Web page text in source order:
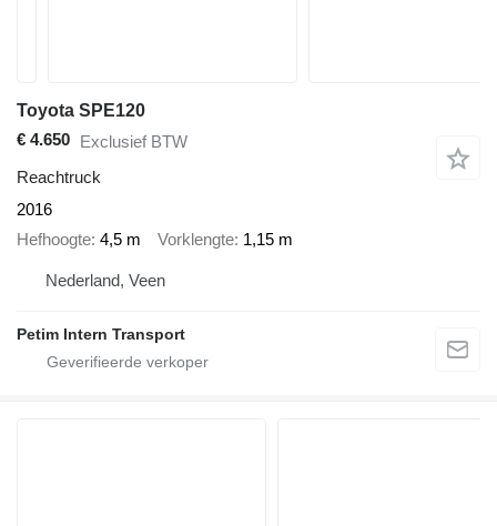
Toyota SPE120
€ 4.650 Exclusief BTW
Reachtruck
2016
Hefhoogte 4,5 m Vorklengte 1,15 m
Nederland, Veen
Petim Intern Transport